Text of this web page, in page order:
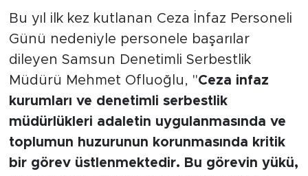
Bu yıl ilk kez kutlanan Ceza İnfaz Personeli
Günü nedeniyle personele başarılar
dileyen Samsun Denetimli Serbestlik
Müdürü Mehmet Ofluoğlu, "Ceza infaz
kurumları ve denetimli serbestlik
müdürlükleri adaletin uygulanmasında ve
toplumun huzurunun korunmasında kritik
bir görev üstlenmektedir. Bu görevin yükü,